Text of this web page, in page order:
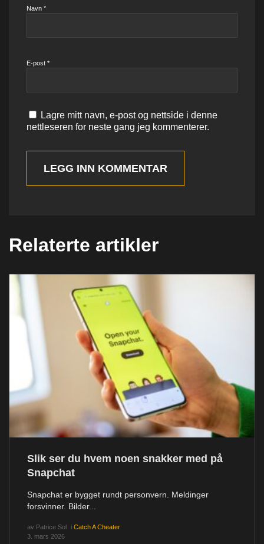
Navn *
E-post *
Lagre mitt navn, e-post og nettside i denne
nettleseren for neste gang jeg kommenterer.
LEGG INN KOMMENTAR
Relaterte artikler
Slik ser du hvem noen snakker med på
Snapchat
Snapchat er bygget rundt personvern. Meldinger
forsvinner. Bilder...
av Patrice Sol i Catch A Cheater
3. mars 2026